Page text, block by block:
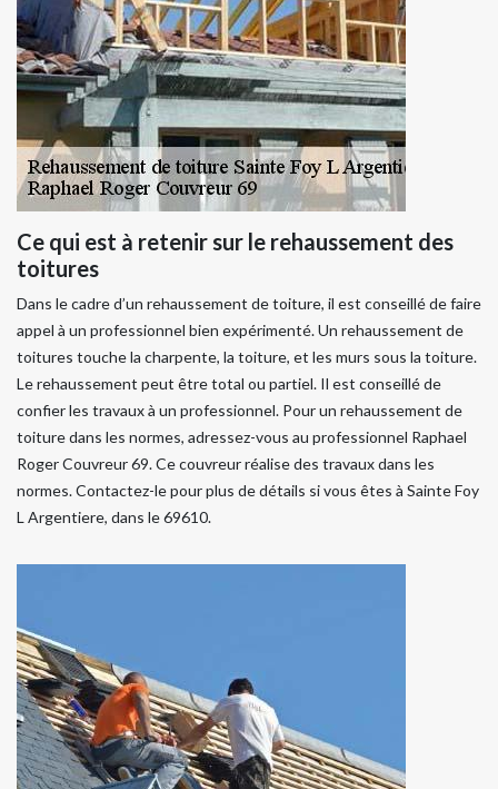
Ce qui est à retenir sur le rehaussement des
toitures
Dans le cadre d’un rehaussement de toiture, il est conseillé de faire
appel à un professionnel bien expérimenté. Un rehaussement de
toitures touche la charpente, la toiture, et les murs sous la toiture.
Le rehaussement peut être total ou partiel. Il est conseillé de
confier les travaux à un professionnel. Pour un rehaussement de
toiture dans les normes, adressez-vous au professionnel Raphael
Roger Couvreur 69. Ce couvreur réalise des travaux dans les
normes. Contactez-le pour plus de détails si vous êtes à Sainte Foy
L Argentiere, dans le 69610.